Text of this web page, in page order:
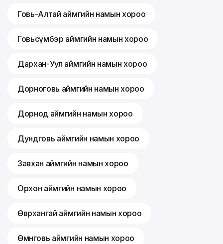
Говь-Алтай аймгийн намын хороо
Говьсүмбэр аймгийн намын хороо
Дархан-Уул аймгийн намын хороо
Дорноговь аймгийн намын хороо
Дорнод аймгийн намын хороо
Дундговь аймгийн намын хороо
Завхан аймгийн намын хороо
Орхон аймгийн намын хороо
Өвөрхангай аймгийн намын хороо
Өмнөговь аймгийн намын хороо